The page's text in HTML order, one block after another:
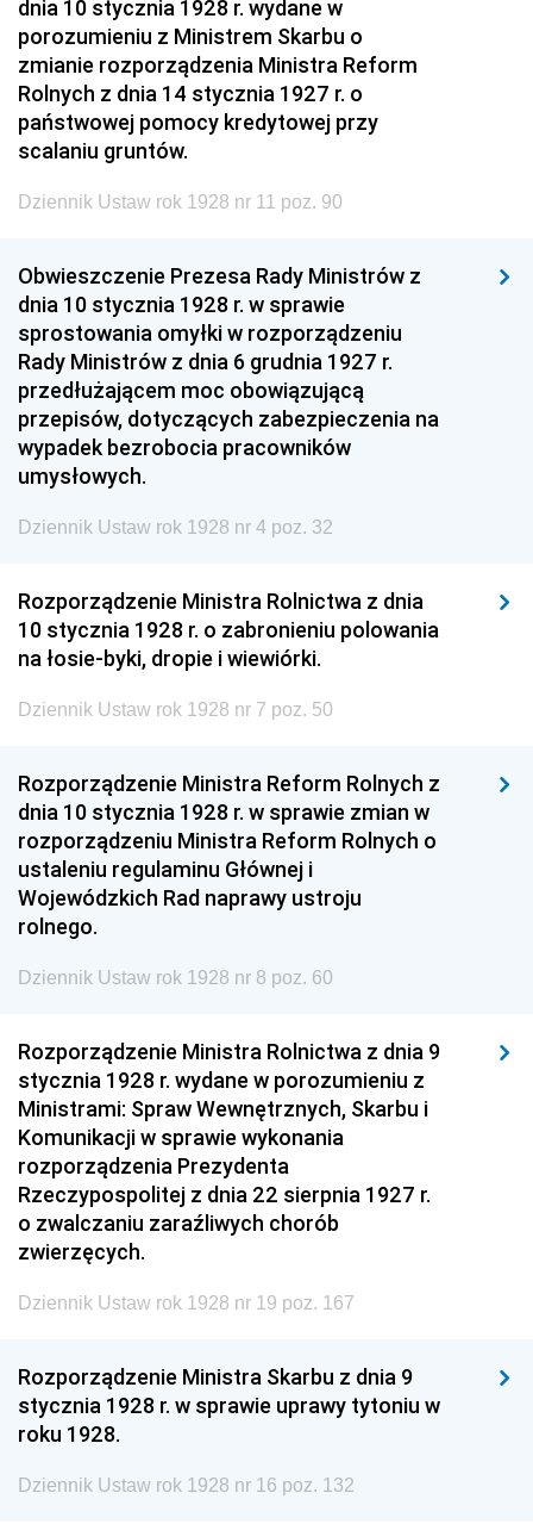
dnia 10 stycznia 1928 r. wydane w
porozumieniu z Ministrem Skarbu o
zmianie rozporządzenia Ministra Reform
Rolnych z dnia 14 stycznia 1927 r. o
państwowej pomocy kredytowej przy
scalaniu gruntów.
Dziennik Ustaw rok 1928 nr 11 poz. 90
Obwieszczenie Prezesa Rady Ministrów z
dnia 10 stycznia 1928 r. w sprawie
sprostowania omyłki w rozporządzeniu
Rady Ministrów z dnia 6 grudnia 1927 r.
przedłużającem moc obowiązującą
przepisów, dotyczących zabezpieczenia na
wypadek bezrobocia pracowników
umysłowych.
Dziennik Ustaw rok 1928 nr 4 poz. 32
Rozporządzenie Ministra Rolnictwa z dnia
10 stycznia 1928 r. o zabronieniu polowania
na łosie-byki, dropie i wiewiórki.
Dziennik Ustaw rok 1928 nr 7 poz. 50
Rozporządzenie Ministra Reform Rolnych z
dnia 10 stycznia 1928 r. w sprawie zmian w
rozporządzeniu Ministra Reform Rolnych o
ustaleniu regulaminu Głównej i
Wojewódzkich Rad naprawy ustroju
rolnego.
Dziennik Ustaw rok 1928 nr 8 poz. 60
Rozporządzenie Ministra Rolnictwa z dnia 9
stycznia 1928 r. wydane w porozumieniu z
Ministrami: Spraw Wewnętrznych, Skarbu i
Komunikacji w sprawie wykonania
rozporządzenia Prezydenta
Rzeczypospolitej z dnia 22 sierpnia 1927 r.
o zwalczaniu zaraźliwych chorób
zwierzęcych.
Dziennik Ustaw rok 1928 nr 19 poz. 167
Rozporządzenie Ministra Skarbu z dnia 9
stycznia 1928 r. w sprawie uprawy tytoniu w
roku 1928.
Dziennik Ustaw rok 1928 nr 16 poz. 132